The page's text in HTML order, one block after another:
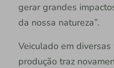
gerar grandes
da nossa natureza”.
Veiculado em diversas
produção traz